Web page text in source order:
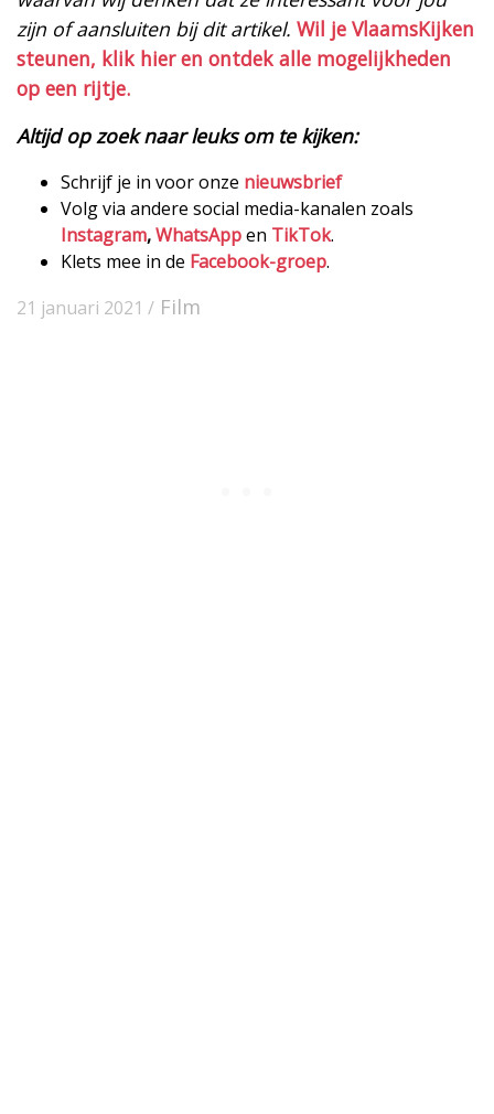
zijn of aansluiten bij dit artikel. Wil je VlaamsKijken
steunen, klik hier en ontdek alle mogelijkheden
op een rijtje.
Altijd op zoek naar leuks om te kijken:
Schrijf je in voor onze nieuwsbrief
Volg via andere social media-kanalen zoals
Instagram,WhatsAppen TikTok.
Klets mee in de Facebook-groep.
21 januari 2021 / Film